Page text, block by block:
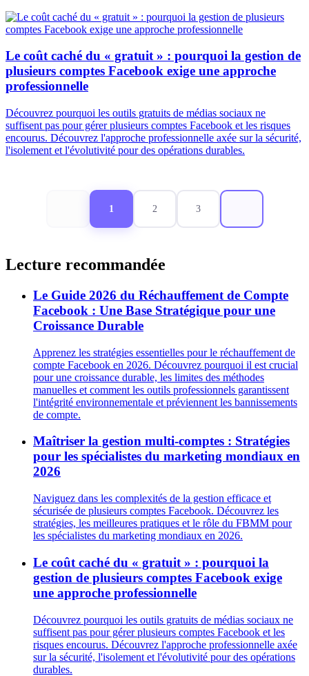
Le coût caché du « gratuit » : pourquoi la gestion de
plusieurs comptes Facebook exige une approche
professionnelle
Découvrez pourquoi les outils gratuits de médias sociaux ne
suffisent pas pour gérer plusieurs comptes Facebook et les risques
encourus. Découvrez l'approche professionnelle axée sur la sécurité,
l'isolement et l'évolutivité pour des opérations durables.
1 2 3
Lecture recommandée
Le Guide 2026 du Réchauffement de Compte
Facebook : Une Base Stratégique pour une
Croissance Durable
Apprenez les stratégies essentielles pour le réchauffement de
compte Facebook en 2026. Découvrez pourquoi il est crucial
pour une croissance durable, les limites des méthodes
manuelles et comment les outils professionnels garantissent
l'intégrité environnementale et préviennent les bannissements
de compte.
Maîtriser la gestion multi-comptes : Stratégies
pour les spécialistes du marketing mondiaux en
2026
Naviguez dans les complexités de la gestion efficace et
sécurisée de plusieurs comptes Facebook. Découvrez les
stratégies, les meilleures pratiques et le rôle du FBMM pour
les spécialistes du marketing mondiaux en 2026.
Le coût caché du « gratuit » : pourquoi la
gestion de plusieurs comptes Facebook exige
une approche professionnelle
Découvrez pourquoi les outils gratuits de médias sociaux ne
suffisent pas pour gérer plusieurs comptes Facebook et les
risques encourus. Découvrez l'approche professionnelle axée
sur la sécurité, l'isolement et l'évolutivité pour des opérations
durables.